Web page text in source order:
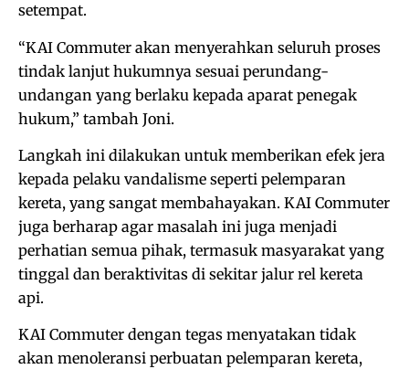
setempat.
“KAI Commuter akan menyerahkan seluruh proses
tindak lanjut hukumnya sesuai perundang-
undangan yang berlaku kepada aparat penegak
hukum,” tambah Joni.
Langkah ini dilakukan untuk memberikan efek jera
kepada pelaku vandalisme seperti pelemparan
kereta, yang sangat membahayakan. KAI Commuter
juga berharap agar masalah ini juga menjadi
perhatian semua pihak, termasuk masyarakat yang
tinggal dan beraktivitas di sekitar jalur rel kereta
api.
KAI Commuter dengan tegas menyatakan tidak
akan menoleransi perbuatan pelemparan kereta,